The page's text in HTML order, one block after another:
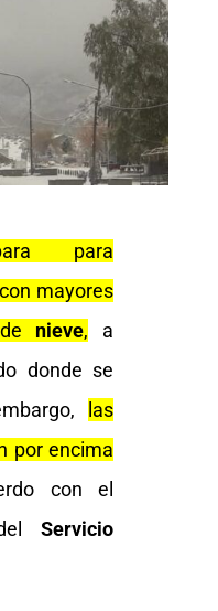
para
mayores
nieve, a
donde se
las
por encima
con el
Servicio